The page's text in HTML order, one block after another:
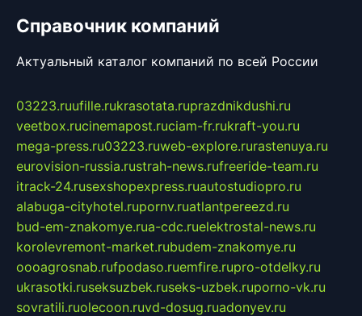
Справочник компаний
Актуальный каталог компаний по всей России
03223.ruufille.rukrasotata.ruprazdnikdushi.ru
veetbox.rucinemapost.ruciam-fr.rukraft-you.ru
mega-press.ru03223.ruweb-explore.rurastenuya.ru
eurovision-russia.rustrah-news.rufreeride-team.ru
itrack-24.rusexshopexpress.ruautostudiopro.ru
alabuga-cityhotel.rupornv.ruatlantpereezd.ru
bud-em-znakomye.rua-cdc.ruelektrostal-news.ru
korolevremont-market.rubudem-znakomye.ru
oooagrosnab.rufpodaso.ruemfire.rupro-otdelky.ru
ukrasotki.ruseksuzbek.ruseks-uzbek.ruporno-vk.ru
sovratili.ruolecoon.ruvd-dosug.ruadonyev.ru